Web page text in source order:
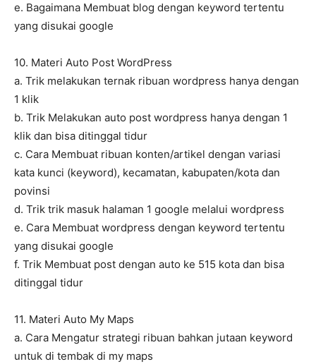
e. Bagaimana Membuat blog dengan keyword tertentu
yang disukai google
10. Materi Auto Post WordPress
a. Trik melakukan ternak ribuan wordpress hanya dengan
1 klik
b. Trik Melakukan auto post wordpress hanya dengan 1
klik dan bisa ditinggal tidur
c. Cara Membuat ribuan konten/artikel dengan variasi
kata kunci (keyword), kecamatan, kabupaten/kota dan
povinsi
d. Trik trik masuk halaman 1 google melalui wordpress
e. Cara Membuat wordpress dengan keyword tertentu
yang disukai google
f. Trik Membuat post dengan auto ke 515 kota dan bisa
ditinggal tidur
11. Materi Auto My Maps
a. Cara Mengatur strategi ribuan bahkan jutaan keyword
untuk di tembak di my maps